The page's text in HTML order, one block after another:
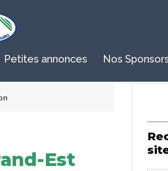
Petites annonces Nos
Est